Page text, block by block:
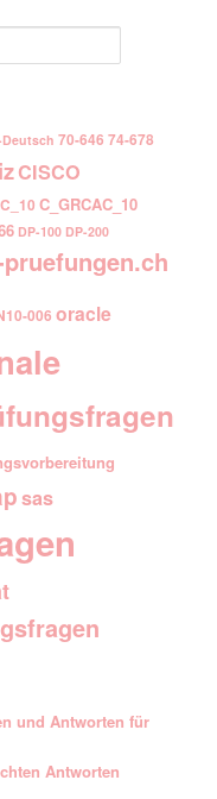
Deutsch 70-646 74-678
CISCO
C_GRCAC_10
DP-100 DP-200
006 oracle
sas
und Antworten für
Antworten